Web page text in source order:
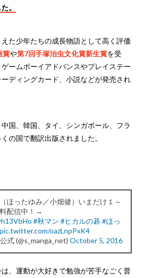
。
た少年たちの成長物語として高く評価
賞や第7回手塚治虫文化賞新生賞を受
ームボーイアドバンスやプレイステー
ディングカード、小説などが発売され
国、韓国、タイ、シンガポール、フラ
の国で翻訳出版されました。
ほったゆみ／小畑健）いまだけ１～
料配信中！→
#秋マン #ヒカルの碁 #ほっ
pic.twitter.com/oazLnpPxK4
式 (@s_manga_net) October 5, 2016
は、運動が大好きで勉強が苦手なごく普